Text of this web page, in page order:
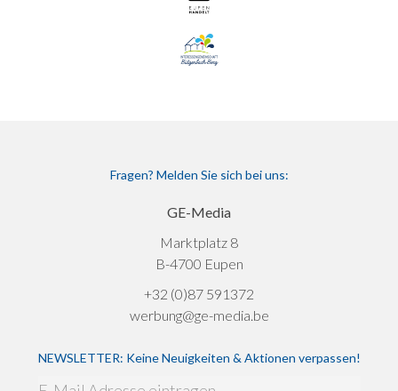
Fragen? Melden Sie sich bei uns:
GE-Media
Marktplatz 8
B-4700 Eupen
+32 (0)87 591372
werbung@ge-media.be
NEWSLETTER: Keine Neuigkeiten & Aktionen verpassen!